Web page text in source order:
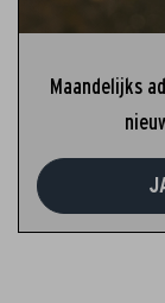
Maandelijks